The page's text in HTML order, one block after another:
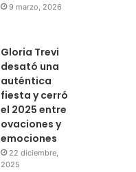
9 marzo, 2026
Gloria Trevi
desató una
auténtica
fiesta y cerró
el 2025 entre
ovaciones y
emociones
22 diciembre,
2025